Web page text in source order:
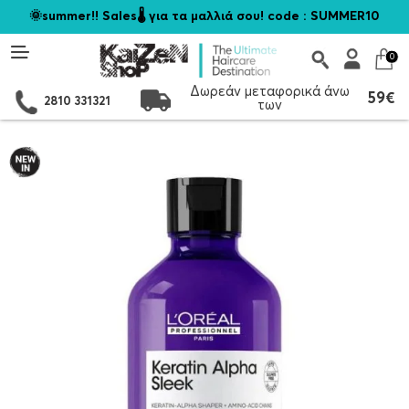
🌞summer!! Sales🌡️ για τα μαλλιά σου! code : SUMMER10
0
2810 331321
Δωρεάν μεταφορικά άνω
των
59€